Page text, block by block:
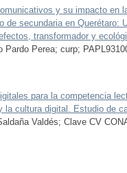
y su impacto en
de secundaria en Querétaro:
transformador y
Pardo Perea; curp;
para la competencia
la cultura digital. Estudio de
Valdés; Clave CV